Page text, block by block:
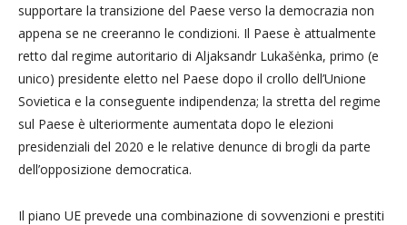
supportare la transizione del Paese verso la democrazia non
appena se ne creeranno le condizioni. Il Paese è attualmente
retto dal regime autoritario di Aljaksandr Lukašėnka, primo (e
unico) presidente eletto nel Paese dopo il crollo dell’Unione
Sovietica e la conseguente indipendenza; la stretta del regime
sul Paese è ulteriormente aumentata dopo le elezioni
presidenziali del 2020 e le relative denunce di brogli da parte
dell’opposizione democratica.
Il piano UE prevede una combinazione di sovvenzioni e prestiti